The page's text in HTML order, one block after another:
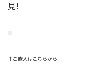
見!
↑ご購入はこちらから!